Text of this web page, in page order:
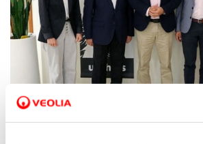
06 JUL 2022